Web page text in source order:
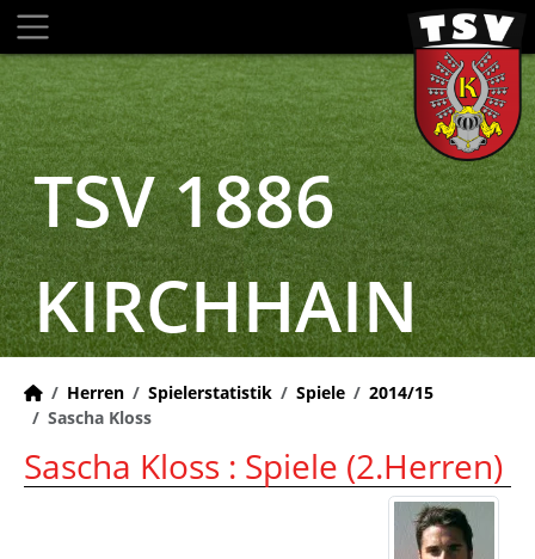
TSV 1886
KIRCHHAIN
Herren Spielerstatistik Spiele
2014/15
Sascha Kloss
Sascha Kloss : Spiele (2.Herren)